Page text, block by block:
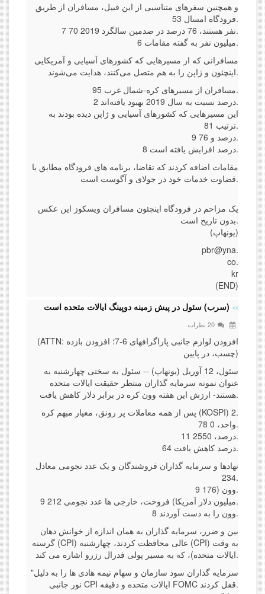
و همچنین سفرهای متناسبی از این قبیل، مسافران از طریق
فرودگاه امسال 53.
7 نفر هستند، 76 درصد در صدمین سالگرد 2019 70.
6 میلیون نفر به گفته مقامات.
مسافرانی که از مسیرهایی که کشورهای آسیایی و آمریکایی
اینچئون و ژاپن را به هم متصل می‌کنند، هدایت می‌شوند.
مسافران از مسیرهای کره-شمال غرب 95.
2 درصد نسبت به سال 2019 بهبود یافته‌اند.
این مسیرهایی که کشورهای آسیایی و ژاپن دیده بودند به
ترتیب 81.
9 درصد و 76.
8 درصد افزایش یافته است.
مقامات اضافه کردند که تقاضا، برنامه های فرودگاه مطابق با
قضاوت خدمات خود در جولای و آگوست است.
یک مزاحم در فرودگاه اینچئون مسافران ویسکوز این عکس
بدون تاریخ است.
(یونهاپ)
pbr@yna.
co.
kr
(END)
(سرب) سئول در پیش زمینه دوپینگ ایالات متحده است
20 نظرات
(ATTN: افزودن لوازم جانبی پاراگرافهای 6-7؛ افزودن بازده
چسب، در پایین)
سئول، 12 آوریل (یونهاپ) -- سئول به سختی چهارشنبه به
عنوان نمونه سرمایه گذاران منتظر حقیقت ایالات متحده
هستند- ارزش این هفته وون کره در برابر دلار کاهش یافت.
پس از همه معاملات پر رونق، معیار مبهم کره (KOSPI) 2.
78 واحد، 0.
11 درصد، 2550.
64 درصد کاهش یافت.
نهادها و سرمایه گذاران فروشندگان و یک عدد نجومی معادل
234.
9 وون (176.
9 میلیون دلار آمریکا) فروخت، خارجی ها عدد نجومی 212.
8 وون را به دست آوردند.
بین و ضرر، سرمایه گذاران به همان اندازه از خوانش دهان
گرسنه (CPI) عالی محافظت کردند، چهارشنبه (CPI) به وقت
ایالات متحده)، که به مسیر پولی فدرال رزرو اشاره می کند.
"سرمایه گذاران سود سازمان و سهام نیمه هادی ها را به دلیل
نور جانبی CPI ایالات متحده و دقیقه FOMC قفل کردند.